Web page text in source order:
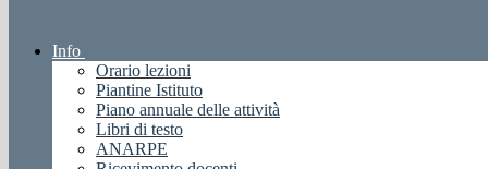
Info
Orario lezioni
Piantine Istituto
Piano annuale delle attività
Libri di testo
ANARPE